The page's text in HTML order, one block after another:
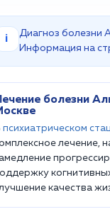
i
Диагноз болезни
Информация на
болезни
психиатрическом
лечение,
качества